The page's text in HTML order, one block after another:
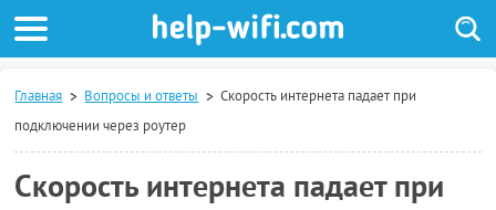
Главная Вопросы и ответы
Скорость интернета падает при
подключении через роутер
Скорость интернета падает при